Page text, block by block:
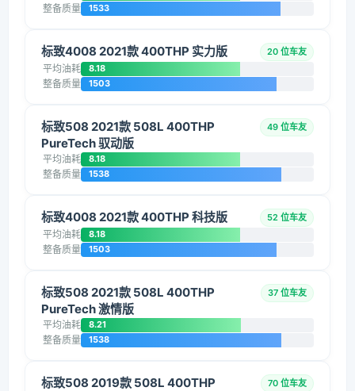
整备质量 1533
标致4008 2021款 400THP 实力版 20 位车友
平均油耗 8.18
整备质量 1503
标致508 2021款 508L 400THP
PureTech 驭动版
49 位车友
平均油耗 8.18
整备质量 1538
标致4008 2021款 400THP 科技版 52 位车友
平均油耗 8.18
整备质量 1503
标致508 2021款 508L 400THP
PureTech 激情版
37 位车友
平均油耗 8.21
整备质量 1538
标致508 2019款 508L 400THP
70 位车友